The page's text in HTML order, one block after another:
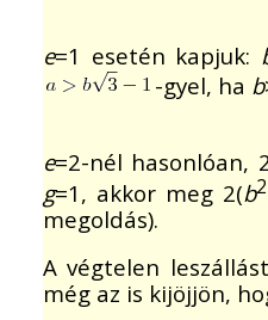
e=1 esetén kapjuk:
-gyel, ha b
e=2-nél hasonlóan,
g=1, akkor meg 2(b2
megoldás).
A végtelen
még az is kijöjjön,